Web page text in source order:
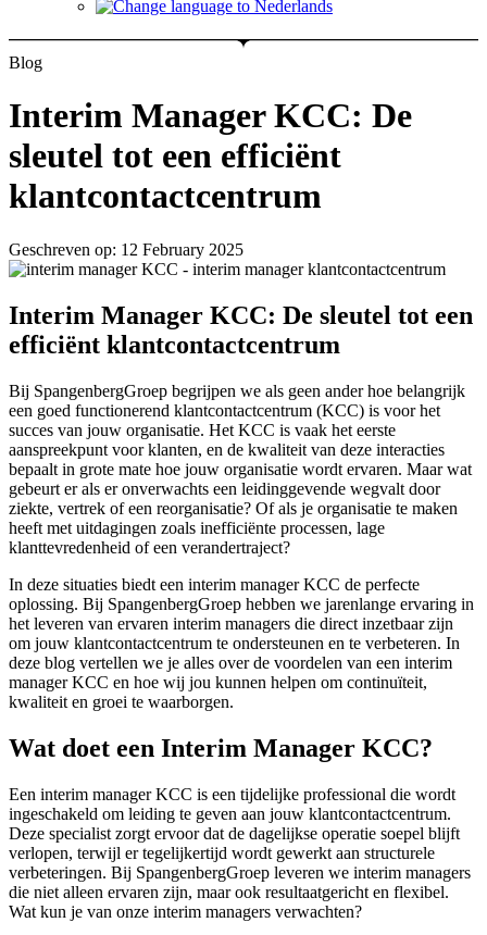
Blog
Interim Manager KCC: De
sleutel tot een efficiënt
klantcontactcentrum
Geschreven op: 12 February 2025
Interim Manager KCC: De sleutel tot een
efficiënt klantcontactcentrum
Bij SpangenbergGroep begrijpen we als geen ander hoe belangrijk
een goed functionerend klantcontactcentrum (KCC) is voor het
succes van jouw organisatie. Het KCC is vaak het eerste
aanspreekpunt voor klanten, en de kwaliteit van deze interacties
bepaalt in grote mate hoe jouw organisatie wordt ervaren. Maar wat
gebeurt er als er onverwachts een leidinggevende wegvalt door
ziekte, vertrek of een reorganisatie? Of als je organisatie te maken
heeft met uitdagingen zoals inefficiënte processen, lage
klanttevredenheid of een verandertraject?
In deze situaties biedt een interim manager KCC de perfecte
oplossing. Bij SpangenbergGroep hebben we jarenlange ervaring in
het leveren van ervaren interim managers die direct inzetbaar zijn
om jouw klantcontactcentrum te ondersteunen en te verbeteren. In
deze blog vertellen we je alles over de voordelen van een interim
manager KCC en hoe wij jou kunnen helpen om continuïteit,
kwaliteit en groei te waarborgen.
Wat doet een Interim Manager KCC?
Een interim manager KCC is een tijdelijke professional die wordt
ingeschakeld om leiding te geven aan jouw klantcontactcentrum.
Deze specialist zorgt ervoor dat de dagelijkse operatie soepel blijft
verlopen, terwijl er tegelijkertijd wordt gewerkt aan structurele
verbeteringen. Bij SpangenbergGroep leveren we interim managers
die niet alleen ervaren zijn, maar ook resultaatgericht en flexibel.
Wat kun je van onze interim managers verwachten?